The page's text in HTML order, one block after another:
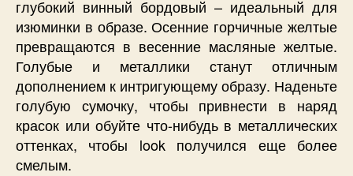
глубокий винный бордовый – идеальный для
изюминки в образе. Осенние горчичные желтые
превращаются в весенние масляные желтые.
Голубые и металлики станут отличным
дополнением к интригующему образу. Наденьте
голубую сумочку, чтобы привнести в наряд
красок или обуйте что-нибудь в металлических
оттенках, чтобы look получился еще более
смелым.